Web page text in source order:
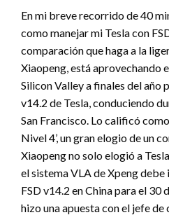
En mi breve recorrido de 40
como manejar mi Tesla con
comparación que haga a la
Xiaopeng, está aprovechando
Silicon Valley a finales del año
v14.2 de Tesla, conduciendo
San Francisco. Lo calificó
Nivel 4’, un gran elogio de un
Xiaopeng no solo elogió a
el sistema VLA de Xpeng
FSD v14.2 en China para el 30
hizo una apuesta con el jefe